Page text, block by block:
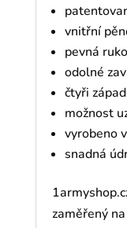
vnitřní
pevná
odolné
čtyři
možnost
vyrobeno
snadná
zaměřený